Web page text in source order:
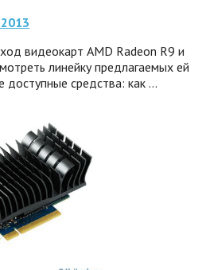
видеокарт AMD Radeon R9 и
линейку предлагаемых ей
доступные средства: как …